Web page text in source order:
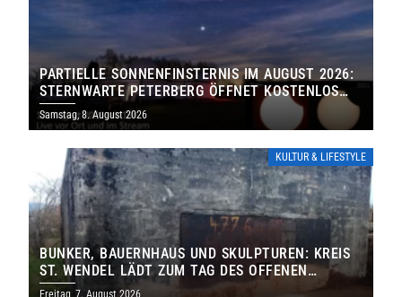
PARTIELLE SONNENFINSTERNIS IM AUGUST 2026:
STERNWARTE PETERBERG ÖFFNET KOSTENLOS
IHRE TORE
Samstag, 8. August 2026
KULTUR & LIFESTYLE
BUNKER, BAUERNHAUS UND SKULPTUREN: KREIS
ST. WENDEL LÄDT ZUM TAG DES OFFENEN
DENKMALS EIN
Freitag, 7. August 2026